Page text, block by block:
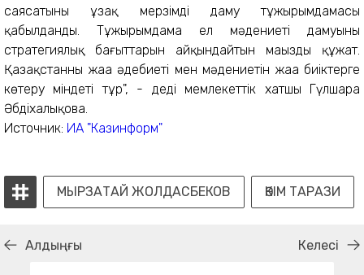
саясатының ұзақ мерзімді даму тұжырымдамасы
қабылданды. Тұжырымдама ел мәдениеті дамуының
стратегиялық бағыттарын айқындайтын маңызды құжат.
Қазақстанның жаңа әдебиеті мен мәдениетін жаңа биіктерге
көтеру міндеті тұр", - деді мемлекеттік хатшы Гүлшара
Әбдіхалықова.
Источник: ИА "Казинформ"
МЫРЗАТАЙ ЖОЛДАСБЕКОВ ӘКІМ ТАРАЗИ
Алдыңғы Келесі